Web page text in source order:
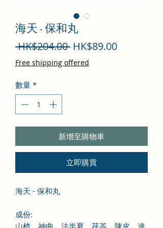
海天 - 保和丸
HK$204.00 一
般
HK$89.00促
Free shipping offered
數量 *
新增至購物車
立即購買
海天 - 保和丸
成份:
山楂 ﹑神曲 ﹑法半夏 ﹑茯苓 ﹑陳皮 ﹑連